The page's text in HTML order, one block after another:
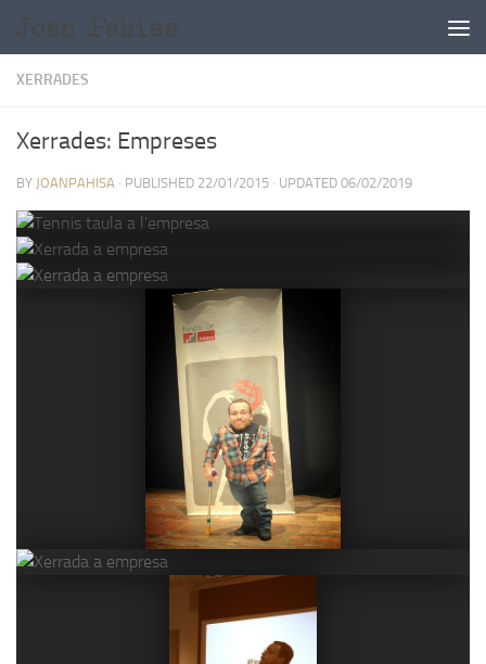
XERRADES
Xerrades: Empreses
BY JOANPAHISA · PUBLISHED 22/01/2015 · UPDATED 06/02/2019